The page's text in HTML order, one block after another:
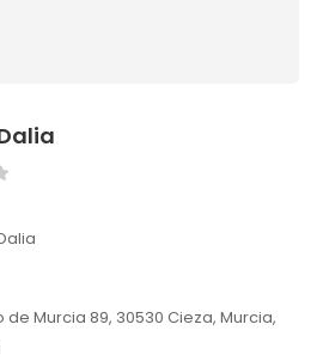
de Murcia 89, 30530 Cieza, Murcia,